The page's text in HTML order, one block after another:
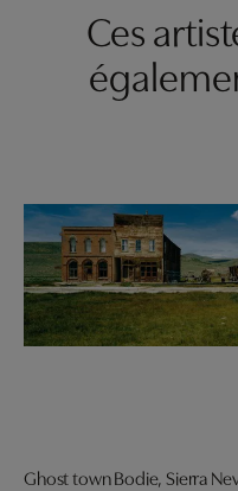
Ces
Ghost town Bodie, Sierra